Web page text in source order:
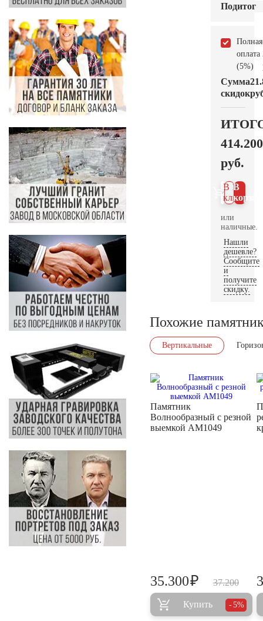
Подитог
Полная
оплата
(5%)
Сумма
скидок
414.200
руб.
В
В 1
клик
или
наличные.
Нашли
дешевле?
Сообщите
и
получите
скидку.
Похожие
Вертикальные
Памятник
Волнообразный с резной
выемкой AM1049
37.200
35.300₽
Купить 5%